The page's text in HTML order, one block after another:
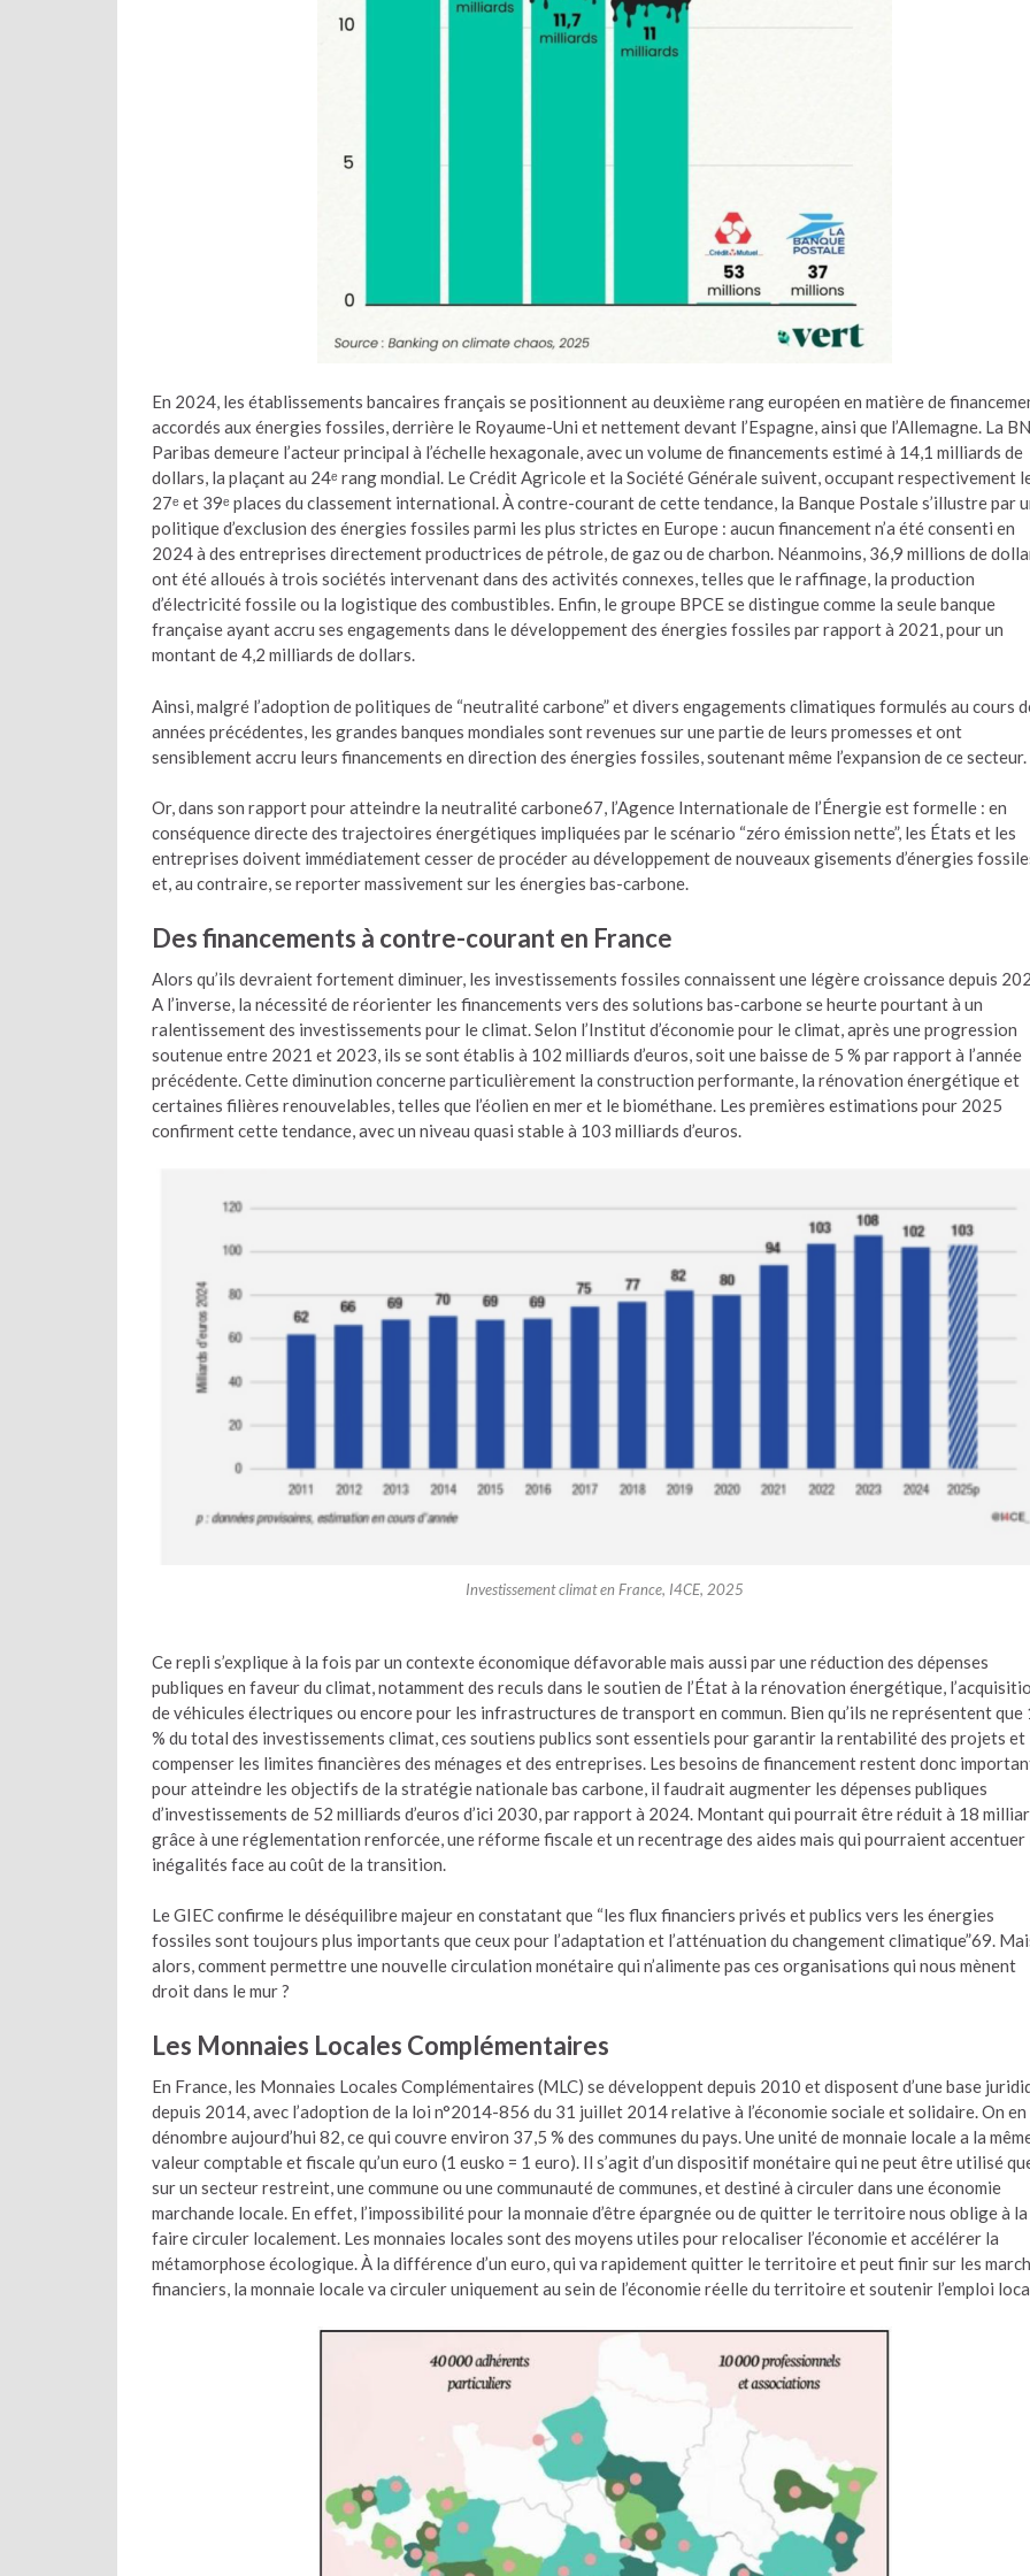
En 2024, les établissements bancaires français se positionnent au deuxième rang européen en matière de
accordés aux énergies fossiles, derrière le Royaume-Uni et nettement devant l’Espagne, ainsi que l’Allemagne. La
Paribas demeure l’acteur principal à l’échelle hexagonale, avec un volume de financements estimé à 14,1 milliards de
dollars, la plaçant au 24ᵉ rang mondial. Le Crédit Agricole et la Société Générale suivent, occupant respectivement
27ᵉ et 39ᵉ places du classement international. À contre-courant de cette tendance, la Banque Postale s’illustre par
politique d’exclusion des énergies fossiles parmi les plus strictes en Europe : aucun financement n’a été consenti en
2024 à des entreprises directement productrices de pétrole, de gaz ou de charbon. Néanmoins, 36,9 millions de
ont été alloués à trois sociétés intervenant dans des activités connexes, telles que le raffinage, la production
d’électricité fossile ou la logistique des combustibles. Enfin, le groupe BPCE se distingue comme la seule banque
française ayant accru ses engagements dans le développement des énergies fossiles par rapport à 2021, pour un
montant de 4,2 milliards de dollars.
Ainsi, malgré l’adoption de politiques de “neutralité carbone” et divers engagements climatiques formulés au cours
années précédentes, les grandes banques mondiales sont revenues sur une partie de leurs promesses et ont
sensiblement accru leurs financements en direction des énergies fossiles, soutenant même l’expansion de ce secteur.
Or, dans son rapport pour atteindre la neutralité carbone67, l’Agence Internationale de l’Énergie est formelle : en
conséquence directe des trajectoires énergétiques impliquées par le scénario “zéro émission nette”, les États et les
entreprises doivent immédiatement cesser de procéder au développement de nouveaux gisements d’énergies
et, au contraire, se reporter massivement sur les énergies bas-carbone.
Des financements à contre-courant en France
Alors qu’ils devraient fortement diminuer, les investissements fossiles connaissent une légère croissance depuis
A l’inverse, la nécessité de réorienter les financements vers des solutions bas-carbone se heurte pourtant à un
ralentissement des investissements pour le climat. Selon l’Institut d’économie pour le climat, après une progression
soutenue entre 2021 et 2023, ils se sont établis à 102 milliards d’euros, soit une baisse de 5 % par rapport à l’année
précédente. Cette diminution concerne particulièrement la construction performante, la rénovation énergétique et
certaines filières renouvelables, telles que l’éolien en mer et le biométhane. Les premières estimations pour 2025
confirment cette tendance, avec un niveau quasi stable à 103 milliards d’euros.
Investissement climat en France, I4CE, 2025
Ce repli s’explique à la fois par un contexte économique défavorable mais aussi par une réduction des dépenses
publiques en faveur du climat, notamment des reculs dans le soutien de l’État à la rénovation énergétique,
de véhicules électriques ou encore pour les infrastructures de transport en commun. Bien qu’ils ne représentent que
% du total des investissements climat, ces soutiens publics sont essentiels pour garantir la rentabilité des projets et
compenser les limites financières des ménages et des entreprises. Les besoins de financement restent donc
pour atteindre les objectifs de la stratégie nationale bas carbone, il faudrait augmenter les dépenses publiques
d’investissements de 52 milliards d’euros d’ici 2030, par rapport à 2024. Montant qui pourrait être réduit à 18
grâce à une réglementation renforcée, une réforme fiscale et un recentrage des aides mais qui pourraient accentuer
inégalités face au coût de la transition.
Le GIEC confirme le déséquilibre majeur en constatant que “les flux financiers privés et publics vers les énergies
fossiles sont toujours plus importants que ceux pour l’adaptation et l’atténuation du changement climatique”69.
alors, comment permettre une nouvelle circulation monétaire qui n’alimente pas ces organisations qui nous mènent
droit dans le mur ?
Les Monnaies Locales Complémentaires
En France, les Monnaies Locales Complémentaires (MLC) se développent depuis 2010 et disposent d’une base
depuis 2014, avec l’adoption de la loi n°2014-856 du 31 juillet 2014 relative à l’économie sociale et solidaire. On en
dénombre aujourd’hui 82, ce qui couvre environ 37,5 % des communes du pays. Une unité de monnaie locale a la
valeur comptable et fiscale qu’un euro (1 eusko = 1 euro). Il s’agit d’un dispositif monétaire qui ne peut être utilisé
sur un secteur restreint, une commune ou une communauté de communes, et destiné à circuler dans une économie
marchande locale. En effet, l’impossibilité pour la monnaie d’être épargnée ou de quitter le territoire nous oblige à la
faire circuler localement. Les monnaies locales sont des moyens utiles pour relocaliser l’économie et accélérer la
métamorphose écologique. À la différence d’un euro, qui va rapidement quitter le territoire et peut finir sur les
financiers, la monnaie locale va circuler uniquement au sein de l’économie réelle du territoire et soutenir l’emploi